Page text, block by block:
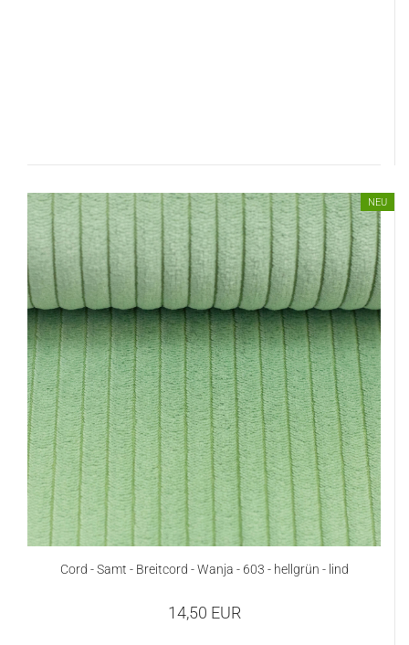
NEU
Cord - Samt - Breitcord - Wanja - 603 - hellgrün - lind
14,50 EUR